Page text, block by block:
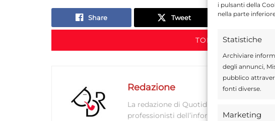
i pulsanti della
nella parte
Statistiche
Archiviare
degli annunci,
pubblico
fonti diverse.
Marketing
Share Tweet Send
TORNA IN
Redazione
La redazione di Quotidianodiragusa.it è
professionisti dell’informazione che ogni